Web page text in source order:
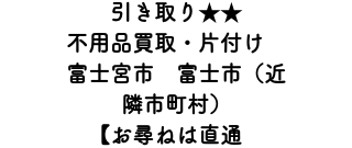
引き取り★★
不用品買取・片付け
富士宮市 富士市（近
隣市町村）
【お尋ねは直通